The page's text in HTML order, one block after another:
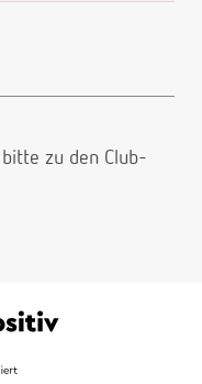
bitte zu den Club-